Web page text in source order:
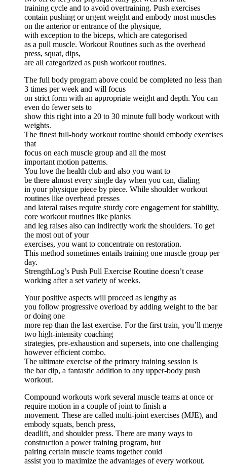
training cycle and to avoid overtraining. Push exercises
contain pushing or urgent weight and embody most muscles
on the anterior or entrance of the physique,
with exception to the biceps, which are categorised
as a pull muscle. Workout Routines such as the overhead
press, squat, dips,
are all categorized as push workout routines.
The full body program above could be completed no less than
3 times per week and will focus
on strict form with an appropriate weight and depth. You can
even do fewer sets to
show this right into a 20 to 30 minute full body workout with
weights.
The finest full-body workout routine should embody exercises
that
focus on each muscle group and all the most
important motion patterns.
You love the health club and also you want to
be there almost every single day when you can, dialing
in your physique piece by piece. While shoulder workout
routines like overhead presses
and lateral raises require sturdy core engagement for stability,
core workout routines like planks
and leg raises also can indirectly work the shoulders. To get
the most out of your
exercises, you want to concentrate on restoration.
This method sometimes entails training one muscle group per
day.
StrengthLog’s Push Pull Exercise Routine doesn’t cease
working after a set variety of weeks.
Your positive aspects will proceed as lengthy as
you follow progressive overload by adding weight to the bar
or doing one
more rep than the last exercise. For the first train, you’ll merge
two high-intensity coaching
strategies, pre-exhaustion and supersets, into one challenging
however efficient combo.
The ultimate exercise of the primary training session is
the bar dip, a fantastic addition to any upper-body push
workout.
Compound workouts work several muscle teams at once or
require motion in a couple of joint to finish a
movement. These are called multi-joint exercises (MJE), and
embody squats, bench press,
deadlift, and shoulder press. There are many ways to
construction a power training program, but
pairing certain muscle teams together could
assist you to maximize the advantages of every workout.